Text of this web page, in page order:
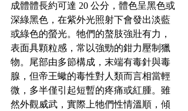
成體體長約可達 20 公分，體色呈黑色或
深綠黑色，在紫外光照射下會發出淡藍
或綠色的螢光。牠們的螯肢強壯有力，
表面具顆粒感，常以強勁的鉗力壓制獵
物。尾部由多節構成，末端有毒針與毒
腺，但帝王蠍的毒性對人類而言相當輕
微，多半僅引起短暫的疼痛或紅腫。雖
然外觀威武，實際上牠們性情溫順，傾